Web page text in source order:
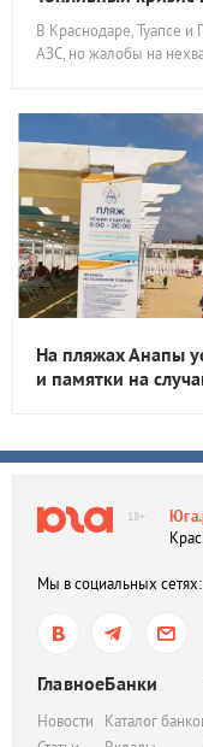
В Краснодаре, Туапсе и
АЗС, но жалобы на
На пляжах Анапы
и памятки на
18+
Мы в социальных сетях:
Главное
Новости
Банки
Каталог